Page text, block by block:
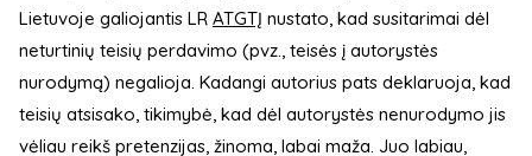
Lietuvoje galiojantis LR ATGTĮ nustato, kad susitarimai dėl
neturtinių teisių perdavimo (pvz., teisės į autorystės
nurodymą) negalioja. Kadangi autorius pats deklaruoja, kad
teisių atsisako, tikimybė, kad dėl autorystės nenurodymo jis
vėliau reikš pretenzijas, žinoma, labai maža. Juo labiau,